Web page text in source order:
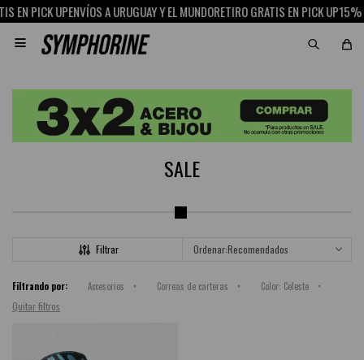
EN PICK UPENVÍOS A URUGUAY Y EL MUNDORETIRO GRATIS EN PICK UP15%

SALE
Recomendados
Filtrando por: Accesorios Correas de carteras Color: Celeste
Quitar filtros